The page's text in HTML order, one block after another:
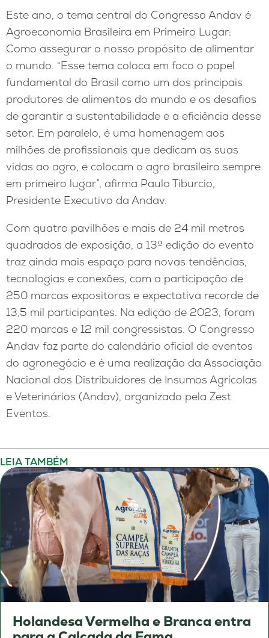
Este ano, o tema central do Congresso Andav é
Agroeconomia Brasileira em Primeiro Lugar:
Como assegurar o nosso propósito de alimentar
o mundo. “Esse tema coloca em foco o papel
fundamental do Brasil como um dos principais
produtores de alimentos do mundo e os desafios
de garantir a sustentabilidade e a eficiência desse
setor. Em paralelo, é uma homenagem aos
milhões de profissionais que dedicam as suas
vidas ao agro, e colocam o agro brasileiro sempre
em primeiro lugar”, afirma Paulo Tiburcio,
Presidente Executivo da Andav.
Com quatro pavilhões e mais de 24 mil metros
quadrados de exposição, a 13ª edição do evento
traz ainda mais espaço para novas tendências,
tecnologias e conexões, com a participação de
250 marcas expositoras e expectativa recorde de
13,5 mil participantes. Na edição de 2023, foram
220 marcas e 12 mil congressistas. O Congresso
Andav faz parte do calendário oficial de eventos
do agronegócio e é uma realização da Associação
Nacional dos Distribuidores de Insumos Agrícolas
e Veterinários (Andav), organizado pela Zest
Eventos.
LEIA TAMBÉM
Holandesa Vermelha e Branca entra